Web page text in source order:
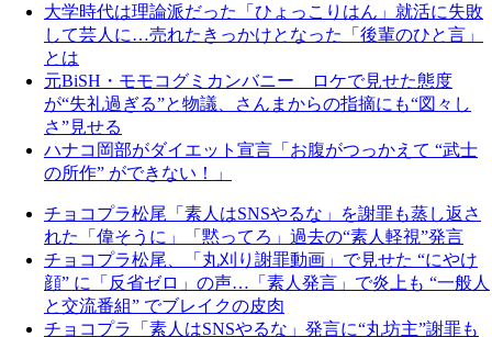
大学時代は理論派だった「ひょっこりはん」就活に失敗
して芸人に…売れたきっかけとなった「後輩のひと言」
とは
元BiSH・モモコグミカンバニー ロケで見せた態度
が“失礼過ぎる”と物議、さんまからの指摘にも“図々し
さ”見せる
ハナコ岡部がダイエット宣言「お腹がつっかえて “武士
の所作” ができない！」
チョコプラ松尾「素人はSNSやるな」を謝罪も蒸し返さ
れた「偉そうに」「黙ってろ」過去の“素人軽視”発言
チョコプラ松尾、「丸刈り謝罪動画」で見せた “にやけ
顔” に「反省ゼロ」の声…「素人発言」で炎上も “一般人
と交流番組” でブレイクの皮肉
チョコプラ「素人はSNSやるな」発言に“丸坊主”謝罪も